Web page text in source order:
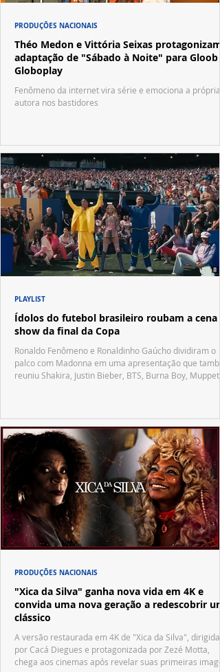
Théo Medon e Vittória Seixas protagonizam
adaptação de "Sábado à Noite" para Gloob e
Globoplay
Fenômeno da internet vira série e emociona a própria
autora nos bastidores
PRODUÇÕES NACIONAIS
Ídolos do futebol brasileiro roubam a cena
show da final da Copa
Ronaldo Fenômeno e Ronaldinho Gaúcho dividiram o
palco com Madonna em uma apresentação que
reuniu Shakira, Justin Bieber, BTS, Burna Boy, Muppets,
PLAYLIST
"Xica da Silva" ganha nova vida em 4K e
convida uma nova geração a redescobrir um
clássico
A versão restaurada em 4K de "Xica da Silva", dirigida
por Cacá Diegues e protagonizada por Zezé Motta,
chega aos cinemas após revelar suas primeiras
PRODUÇÕES NACIONAIS